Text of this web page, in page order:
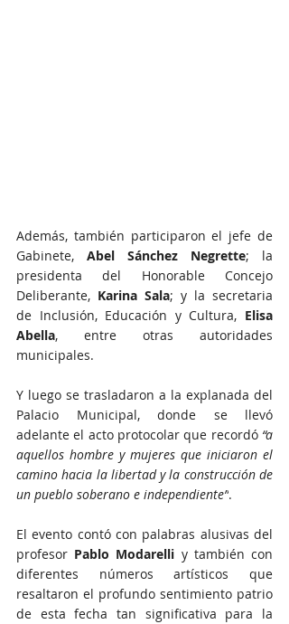
Además, también participaron el jefe de
Gabinete, Abel Sánchez Negrette; la
presidenta del Honorable Concejo
Deliberante, Karina Sala; y la secretaria
de Inclusión, Educación y Cultura, Elisa
Abella, entre otras autoridades
municipales.
Y luego se trasladaron a la explanada del
Palacio Municipal, donde se llevó
adelante el acto protocolar que recordó “a
aquellos hombre y mujeres que iniciaron el
camino hacia la libertad y la construcción de
un pueblo soberano e independiente”.
El evento contó con palabras alusivas del
profesor Pablo Modarelli y también con
diferentes números artísticos que
resaltaron el profundo sentimiento patrio
de esta fecha tan significativa para la